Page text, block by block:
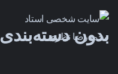
بدون دسته‌بندی